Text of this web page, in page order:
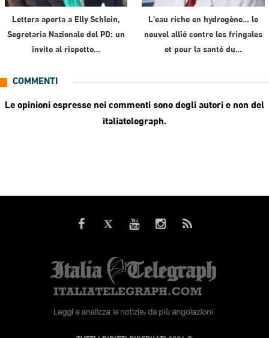
Lettera aperta a Elly Schlein,
Segretaria Nazionale del PD: un
invito al rispetto…
L’eau riche en hydrogène… le
nouvel allié contre les fringales
et pour la santé du…
COMMENTI
Le opinioni espresse nei commenti sono degli autori e non del
italiatelegraph.